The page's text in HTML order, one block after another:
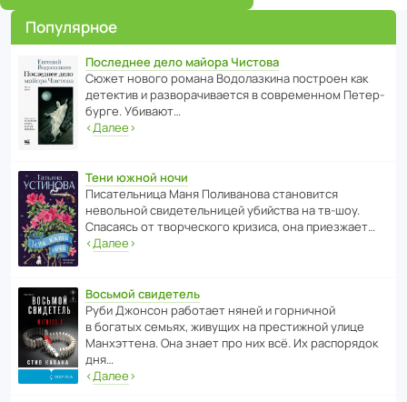
Популярное
Последнее дело майора Чистова
Сюжет нового романа Водо­ла­з­кина пост­роен как
дете­ктив и разво­ра­чи­ва­ется в совре­менном Пете­р­
бурге. Убивают…
‹Далее›
Тени южной ночи
Писа­тель­ница Маня Поли­ва­нова стано­вится
невольной свиде­тель­ницей убийства на тв-шоу.
Спасаясь от твор­че­с­кого кризиса, она приезжает…
‹Далее›
Восьмой свидетель
Руби Джонсон рабо­тает няней и горни­чной
в богатых семьях, живущих на прес­ти­жной улице
Манх­эт­тена. Она знает про них всё. Их распо­рядок
дня…
‹Далее›